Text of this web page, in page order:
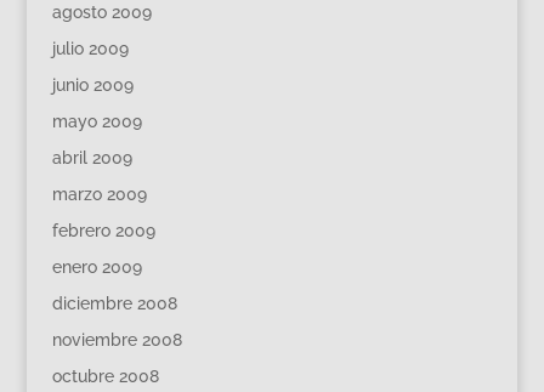
agosto 2009
julio 2009
junio 2009
mayo 2009
abril 2009
marzo 2009
febrero 2009
enero 2009
diciembre 2008
noviembre 2008
octubre 2008